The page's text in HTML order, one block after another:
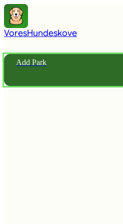
VoresHundeskove
Add Park